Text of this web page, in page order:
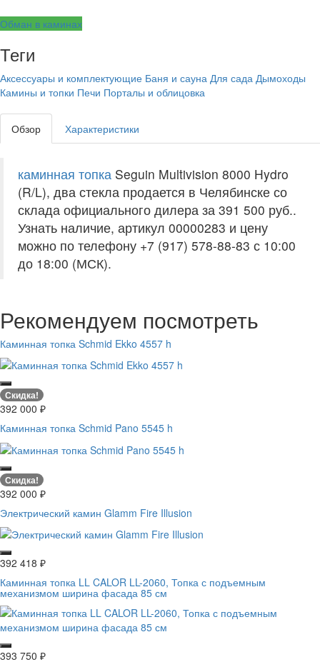
Обман в каминах
Теги
Аксессуары и комплектующие Баня и сауна Для сада Дымоходы
Камины и топки Печи Порталы и облицовка
Обзор Характеристики
каминная топка Seguin Multivision 8000 Hydro
(R/L), два стекла продается в Челябинске со
склада официального дилера за 391 500 руб..
Узнать наличие, артикул 00000283 и цену
можно по телефону +7 (917) 578-88-83 с 10:00
до 18:00 (МСК).
Рекомендуем посмотреть
Каминная топка Schmid Ekko 4557 h
Скидка!
392 000 ₽
Каминная топка Schmid Pano 5545 h
Скидка!
392 000 ₽
Электрический камин Glamm Fire Illusion
392 418 ₽
Каминная топка LL CALOR LL-2060, Топка с подъемным
механизмом ширина фасада 85 см
393 750 ₽